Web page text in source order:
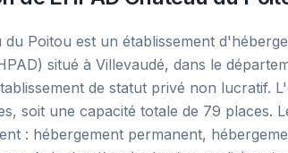
du Poitou est un établissement
situé à Villevaudé, dans le
de statut privé non lucratif.
soit une capacité totale de 79 places.
: hébergement permanent,